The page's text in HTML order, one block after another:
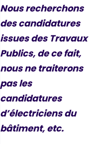
Nous recherchons
des candidatures
issues des Travaux
Publics, de ce fait,
nous ne traiterons
pas les
candidatures
d’électriciens du
bâtiment, etc.